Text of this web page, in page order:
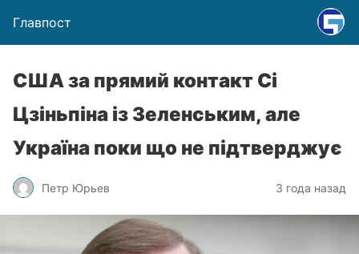
Главпост
США за прямий контакт Сі
Цзіньпіна із Зеленським, але
Україна поки що не підтверджує
Петр Юрьев 3 года назад